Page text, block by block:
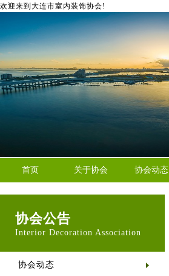
欢迎来到大连市室内装饰协会!
首页 关于协会 协会动态
协会公告
Interior Decoration Association
协会动态